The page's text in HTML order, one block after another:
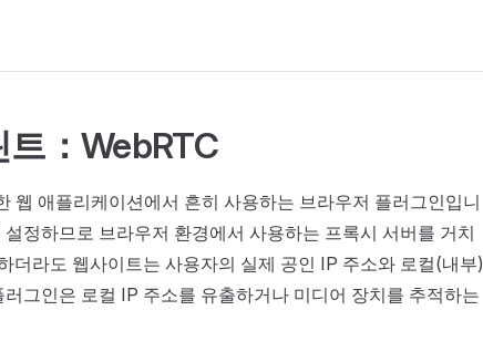
：WebRTC
웹 애플리케이션에서 흔히 사용하는 브라우저 플러그인입니
정하므로 브라우저 환경에서 사용하는 프록시 서버를 거치
더라도 웹사이트는 사용자의 실제 공인 IP 주소와 로컬(내부)
그인은 로컬 IP 주소를 유출하거나 미디어 장치를 추적하는